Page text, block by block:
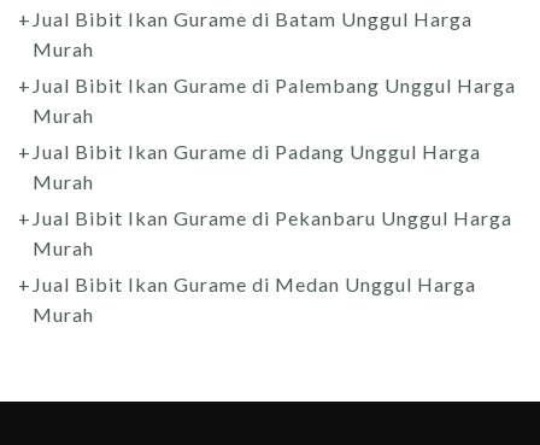
Jual Bibit Ikan Gurame di Batam Unggul Harga
Murah
Jual Bibit Ikan Gurame di Palembang Unggul Harga
Murah
Jual Bibit Ikan Gurame di Padang Unggul Harga
Murah
Jual Bibit Ikan Gurame di Pekanbaru Unggul Harga
Murah
Jual Bibit Ikan Gurame di Medan Unggul Harga
Murah